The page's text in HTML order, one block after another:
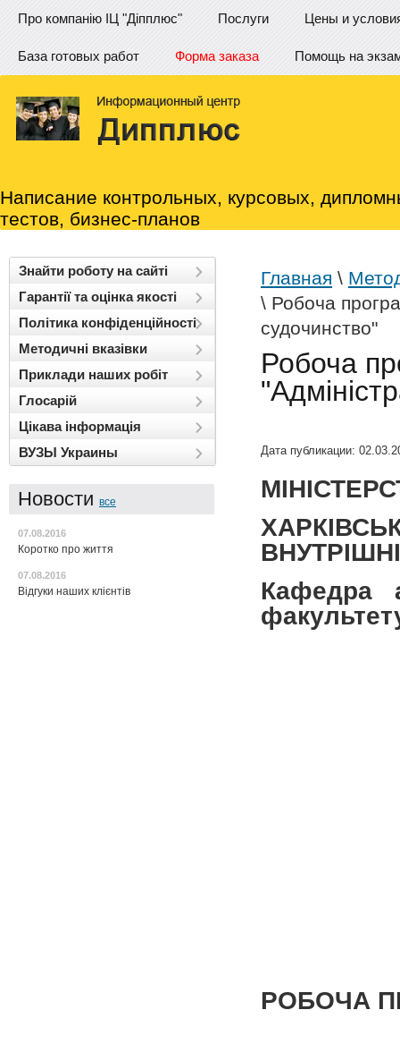
Про компанію ІЦ "Діпплюс" Послуги Цены и
База готовых работ Форма заказа Помощь на
Написание контрольных, курсовых,
тестов, бизнес-планов
Знайти роботу на сайті
Гарантії та оцінка якості
Політика конфіденційності
Методичні вказівки
Приклади наших робіт
Глосарій
Цікава інформація
ВУЗЫ Украины
Новости все
07.08.2016
Коротко про життя
07.08.2016
Відгуки наших клієнтів
Главная \
\ Робоча
судочинство"
Робоча
Дата публикации:
Кафедра
РОБОЧА